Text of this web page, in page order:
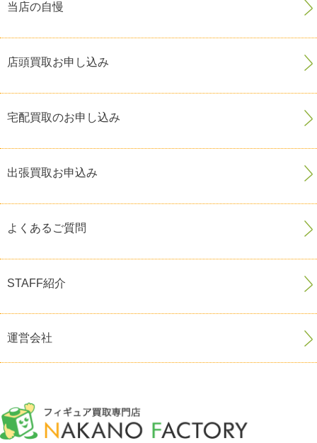
当店の自慢
店頭買取お申し込み
宅配買取のお申し込み
出張買取お申込み
よくあるご質問
STAFF紹介
運営会社